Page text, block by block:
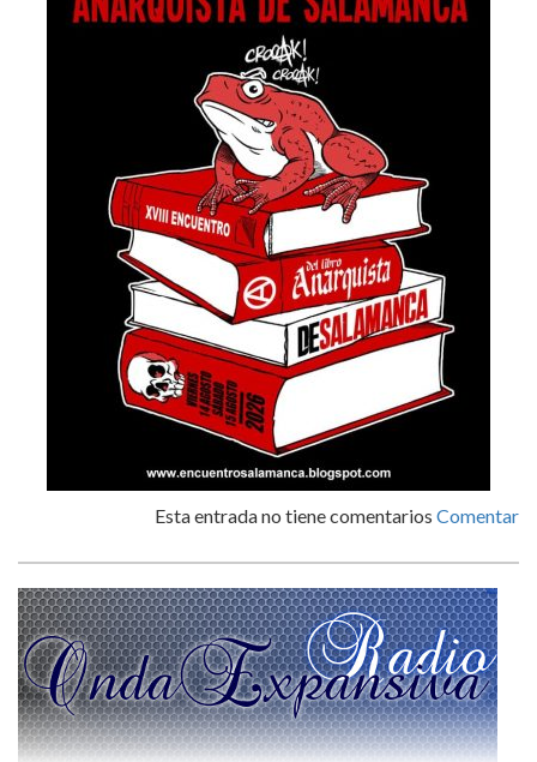
Esta entrada no tiene comentarios Comentar